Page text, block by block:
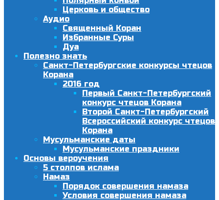
Церковь и общество
Аудио
Священный Коран
Избранные Суры
Дуа
Полезно знать
Санкт-Петербургские конкурсы чтецов
Корана
2016 год
Первый Санкт-Петербургский
конкурс чтецов Корана
Второй Санкт-Петербургский
Всероссийский конкурс чтецов
Корана
Мусульманские даты
Мусульманские праздники
Основы вероучения
5 столпов ислама
Намаз
Порядок совершения намаза
Условия совершения намаза